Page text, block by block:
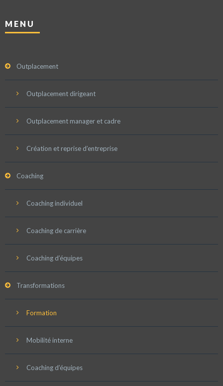
MENU
Outplacement
Outplacement dirigeant
Outplacement manager et cadre
Création et reprise d’entreprise
Coaching
Coaching individuel
Coaching de carrière
Coaching d’équipes
Transformations
Formation
Mobilité interne
Coaching d’équipes